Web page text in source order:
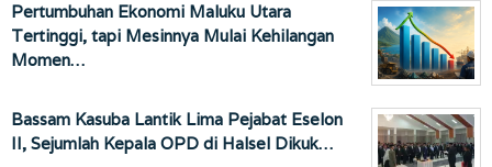
Pertumbuhan Ekonomi Maluku Utara
Tertinggi, tapi Mesinnya Mulai Kehilangan
Momen…
Bassam Kasuba Lantik Lima Pejabat Eselon
II, Sejumlah Kepala OPD di Halsel Dikuk…